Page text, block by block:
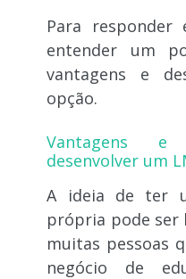
Para responder
entender um
vantagens e
opção.
Vantagens e
desenvolver um
A ideia de ter
própria pode ser
muitas pessoas
negócio de